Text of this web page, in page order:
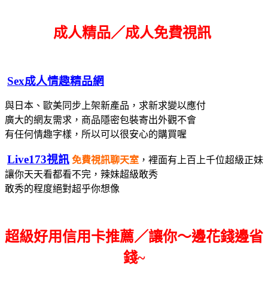
成人精品／成人免費視訊
Sex成人情趣精品網
與日本、歐美同步上架新產品，求新求變以應付
廣大的網友需求， 商品隱密包裝寄出外觀不會
有任何情趣字樣，所以可以很安心的購買喔
Live173視訊 免費視訊聊天室 ，裡面有上百上千位超級正妹
讓你天天看都看不完，辣妹超級敢秀
敢秀的程度絕對超乎你想像
超級好用信用卡推薦／讓你～邊花錢邊省
錢~